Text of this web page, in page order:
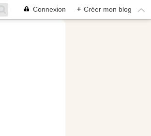
Connexion + Créer mon blog